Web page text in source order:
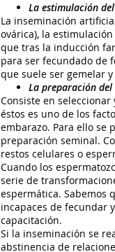
La estimulación
La inseminación
ovárica), la
que tras la inducción
para ser fecundado de
que suele ser gemelar
La preparación del
Consiste en
éstos es uno de los
embarazo. Para ello se
preparación seminal.
restos celulares o
Cuando los
serie de
espermática. Sabemos
incapaces de fecundar
capacitación.
Si la inseminación se
abstinencia de